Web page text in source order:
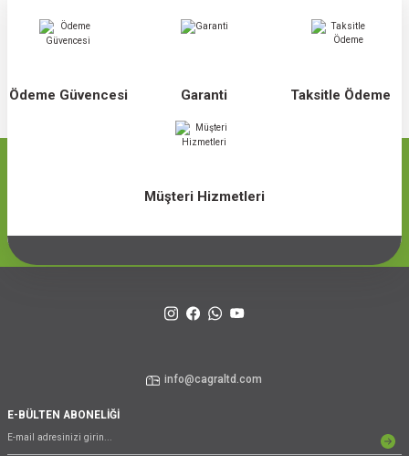
Ödeme Güvencesi Garanti Taksitle Ödeme
Müşteri Hizmetleri
info@cagraltd.com
E-BÜLTEN ABONELİĞİ